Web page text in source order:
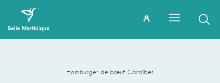
Hamburger de bœuf Caraïbes